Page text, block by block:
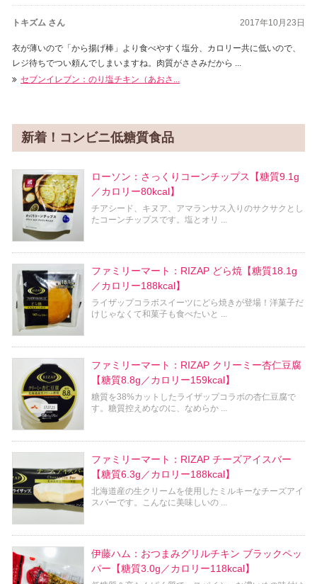
2017年10月23日
トキズム さん
衣が薄いので「から揚げ棒」より食べやすく塩分、カロリー共に低いので、
レジ待ちでつい頼んでしまいますね。肉質がささみだから ...
セブンイレブン：のり塩チキン（あおさ...
新着！コンビニ低糖質食品
ローソン：さっくりコーンチップス【糖質9.1g
／カロリー80kcal】
チアシード、キヌア、アマランサス入りのサクサクとし
たコーンチップスです。塩とオリ ...
ファミリーマート：RIZAP どら焼【糖質18.1g
／カロリー188kcal】
ライザップコラボスイーツにどら焼きが登場！洋菓子だ
けじゃなくて和菓子も食べたいと ...
ファミリーマート：RIZAP クリーミー杏仁豆腐
【糖質8.8g／カロリー159kcal】
糖質を38%カットしたライザップコラボの杏仁豆腐で
す。糖質控えめなのに、なめらか ...
ファミリーマート：RIZAP チーズアイスバー
【糖質6.3g／カロリー188kcal】
北海道産の生クリームを使用したミルキーなチーズアイ
スバーです。こんなに美味しいの ...
伊藤ハム：おつまみグリルチキン ブラックペッ
パー【糖質3.0g／カロリー118kcal】